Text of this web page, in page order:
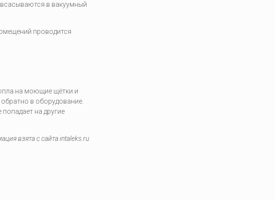
в вакуумный
проводится
на моющие щётки и
в оборудование.
на другие
взята с сайта intaleks.ru